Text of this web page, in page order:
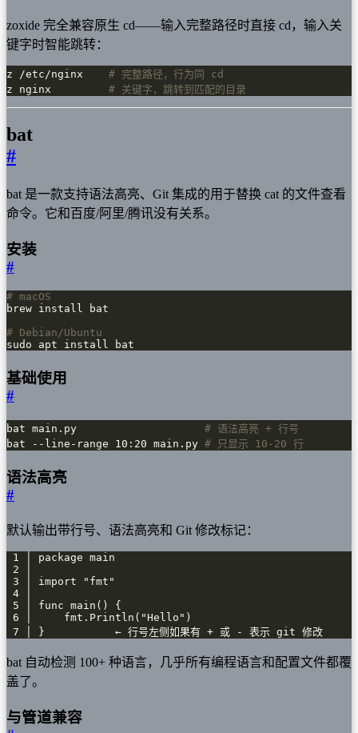
zoxide 完全兼容原生 cd——输入完整路径时直接 cd，输入关
键字时智能跳转：
z /etc/nginx # 完整路径，行为同 cd
z nginx # 关键字，跳转到匹配的目录
bat
#
bat 是一款支持语法高亮、Git 集成的用于替换 cat 的文件查看
命令。它和百度/阿里/腾讯没有关系。
安装
#
# macOS
# Debian/Ubuntu
sudo apt install bat
基础使用
#
bat main.py # 语法高亮 + 行号
bat --line-range 10:20 main.py # 只显示 10-20 行
语法高亮
#
默认输出带行号、语法高亮和 Git 修改标记：
7 │ }           ← 行号左侧如果有 + 或 - 表示 git 修改
bat 自动检测 100+ 种语言，几乎所有编程语言和配置文件都覆
盖了。
与管道兼容